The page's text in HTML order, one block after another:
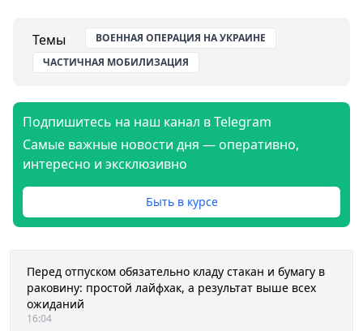
Темы
ВОЕННАЯ ОПЕРАЦИЯ НА УКРАИНЕ
ЧАСТИЧНАЯ МОБИЛИЗАЦИЯ
Подпишитесь на наш канал в Telegram
Самые важные новости дня — оперативно,
интересно и эксклюзивно
Быть в курсе
Перед отпуском обязательно кладу стакан и бумагу в
раковину: простой лайфхак, а результат выше всех
ожиданий
16:04